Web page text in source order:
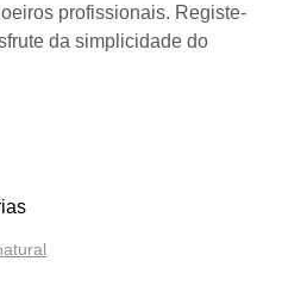
profissionais. Registe-
da simplicidade do